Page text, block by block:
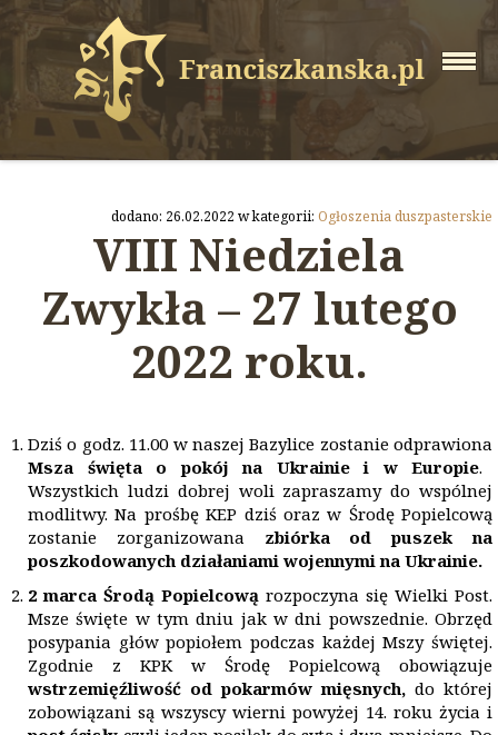
dodano: 26.02.2022 w kategorii: Ogłoszenia duszpasterskie
VIII Niedziela
Zwykła – 27 lutego
2022 roku.
Dziś o godz. 11.00 w naszej Bazylice zostanie odprawiona
Msza święta o pokój na Ukrainie i w Europie.
Wszystkich ludzi dobrej woli zapraszamy do wspólnej
modlitwy. Na prośbę KEP dziś oraz w Środę Popielcową
zostanie zorganizowana zbiórka od puszek na
poszkodowanych działaniami wojennymi na Ukrainie.
2 marca Środą Popielcową rozpoczyna się Wielki Post.
Msze święte w tym dniu jak w dni powszednie. Obrzęd
posypania głów popiołem podczas każdej Mszy świętej.
Zgodnie z KPK w Środę Popielcową obowiązuje
wstrzemięźliwość od pokarmów mięsnych, do której
zobowiązani są wszyscy wierni powyżej 14. roku życia i